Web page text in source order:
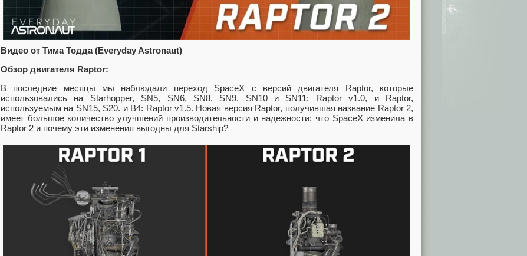
Видео от Тима Тодда (Everyday Astronaut)
Обзор двигателя Raptor:
В последние месяцы мы наблюдали переход SpaceX с версий двигателя Raptor, которые
использовались на Starhopper, SN5, SN6, SN8, SN9, SN10 и SN11: Raptor v1.0, и Raptor,
используемым на SN15, S20. и B4: Raptor v1.5. Новая версия Raptor, получившая название Raptor 2,
имеет большое количество улучшений производительности и надежности; что SpaceX изменила в
Raptor 2 и почему эти изменения выгодны для Starship?